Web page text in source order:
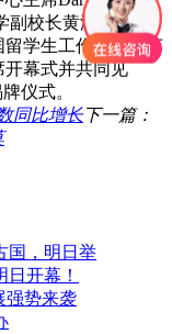
校长黄海军、南
学生工作处处长苏
幕式并共同见
仪式。
同比增长下一篇：
国，明日举
开幕！
强势来袭